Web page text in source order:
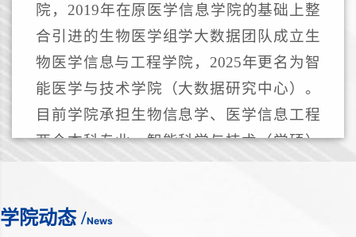
院，2019年在原医学信息学院的基础上整
合引进的生物医学组学大数据团队成立生
物医学信息与工程学院，2025年更名为智
能医学与技术学院（大数据研究中心）。
目前学院承担生物信息学、医学信息工程
两个本科专业、智能科学与技术（学硕）
和电子信息（专硕）硕士研究生和生物学
作，形成了从本科生、硕士生、博士生多
学院动态/News